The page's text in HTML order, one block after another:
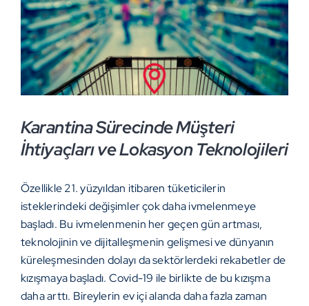
Çözümler
Sektörler
Image
Karantina Sürecinde Müşteri
İhtiyaçları ve Lokasyon Teknolojileri
Özellikle 21. yüzyıldan itibaren tüketicilerin
isteklerindeki değişimler çok daha ivmelenmeye
başladı. Bu ivmelenmenin her geçen gün artması,
teknolojinin ve dijitalleşmenin gelişmesi ve dünyanın
küreleşmesinden dolayı da sektörlerdeki rekabetler de
kızışmaya başladı. Covid-19 ile birlikte de bu kızışma
daha arttı. Bireylerin ev içi alanda daha fazla zaman